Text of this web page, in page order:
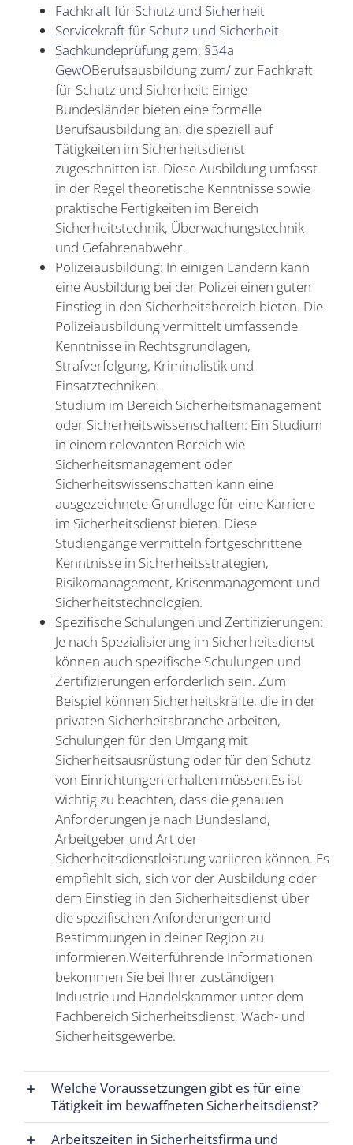
Fachkraft für Schutz und Sicherheit
Servicekraft für Schutz und Sicherheit
Sachkundeprüfung gem. §34a
GewOBerufsausbildung zum/ zur Fachkraft
für Schutz und Sicherheit: Einige
Bundesländer bieten eine formelle
Berufsausbildung an, die speziell auf
Tätigkeiten im Sicherheitsdienst
zugeschnitten ist. Diese Ausbildung umfasst
in der Regel theoretische Kenntnisse sowie
praktische Fertigkeiten im Bereich
Sicherheitstechnik, Überwachungstechnik
und Gefahrenabwehr.
Polizeiausbildung: In einigen Ländern kann
eine Ausbildung bei der Polizei einen guten
Einstieg in den Sicherheitsbereich bieten. Die
Polizeiausbildung vermittelt umfassende
Kenntnisse in Rechtsgrundlagen,
Strafverfolgung, Kriminalistik und
Einsatztechniken.
Studium im Bereich Sicherheitsmanagement
oder Sicherheitswissenschaften: Ein Studium
in einem relevanten Bereich wie
Sicherheitsmanagement oder
Sicherheitswissenschaften kann eine
ausgezeichnete Grundlage für eine Karriere
im Sicherheitsdienst bieten. Diese
Studiengänge vermitteln fortgeschrittene
Kenntnisse in Sicherheitsstrategien,
Risikomanagement, Krisenmanagement und
Sicherheitstechnologien.
Spezifische Schulungen und Zertifizierungen:
Je nach Spezialisierung im Sicherheitsdienst
können auch spezifische Schulungen und
Zertifizierungen erforderlich sein. Zum
Beispiel können Sicherheitskräfte, die in der
privaten Sicherheitsbranche arbeiten,
Schulungen für den Umgang mit
Sicherheitsausrüstung oder für den Schutz
von Einrichtungen erhalten müssen.Es ist
wichtig zu beachten, dass die genauen
Anforderungen je nach Bundesland,
Arbeitgeber und Art der
Sicherheitsdienstleistung variieren können. Es
empfiehlt sich, sich vor der Ausbildung oder
dem Einstieg in den Sicherheitsdienst über
die spezifischen Anforderungen und
Bestimmungen in deiner Region zu
informieren.Weiterführende Informationen
bekommen Sie bei Ihrer zuständigen
Industrie und Handelskammer unter dem
Fachbereich Sicherheitsdienst, Wach- und
Sicherheitsgewerbe.
Welche Voraussetzungen gibt es für eine
Tätigkeit im bewaffneten Sicherheitsdienst?
Arbeitszeiten in Sicherheitsfirma und